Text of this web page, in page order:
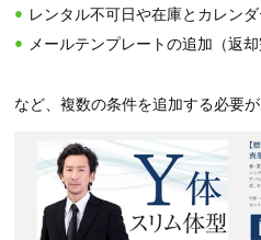
レンタル不可日や在庫とカレン
メールテンプレートの追加（返却
など、複数の条件を追加する必要が